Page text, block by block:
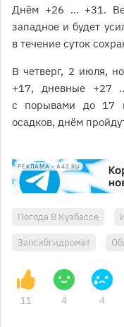
Днём +26 … +31.
западное и будет
в течение суток
В четверг, 2 июля,
+17, дневные +27
с порывами до 17
осадков, днём
РЕКЛАМА • A42.RU
Погода В Кузбассе
Запсибгидромет
11 4 4